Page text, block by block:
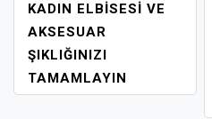
YAZI
GEZINMESI
KADIN ELBISESI VE
AKSESUAR
ŞIKLIĞINIZI
TAMAMLAYIN